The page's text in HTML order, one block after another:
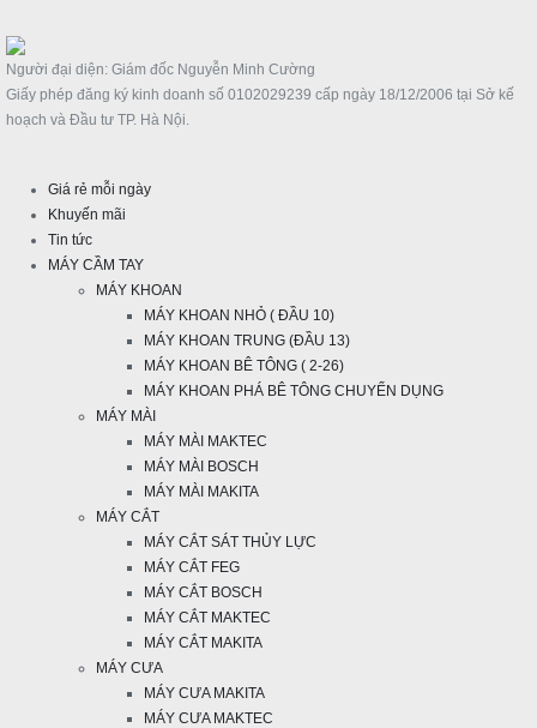
Người đại diện: Giám đốc Nguyễn Minh Cường
Giấy phép đăng ký kinh doanh số 0102029239 cấp ngày 18/12/2006 tại Sở kế
hoạch và Đầu tư TP. Hà Nội.
Giá rẻ mỗi ngày
Khuyến mãi
Tin tức
MÁY CẦM TAY
MÁY KHOAN
MÁY KHOAN NHỎ ( ĐẦU 10)
MÁY KHOAN TRUNG (ĐẦU 13)
MÁY KHOAN BÊ TÔNG ( 2-26)
MÁY KHOAN PHÁ BÊ TÔNG CHUYỂN DỤNG
MÁY MÀI
MÁY MÀI MAKTEC
MÁY MÀI BOSCH
MÁY MÀI MAKITA
MÁY CẮT
MÁY CẮT SÁT THỦY LỰC
MÁY CẮT FEG
MÁY CẮT BOSCH
MÁY CẮT MAKTEC
MÁY CẮT MAKITA
MÁY CƯA
MÁY CƯA MAKITA
MÁY CƯA MAKTEC